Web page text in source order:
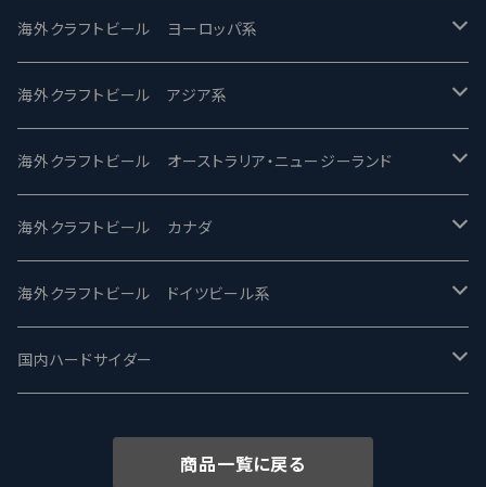
バテレ -VERTERE
2nd Story Ale Works -セカンドストーリー
ビアへるん - Beer Hearn
忽布古丹醸造 - HOP KOTAN
ワイマーケットブルーイング Y.Market Brewing
志賀高原ビール - SIGAKOGEN
Modern Times モダンタイムズ
Maui マウイ
Toppling Goliath トップリンゴライアス
Fair State フェアステイト
Lagunitas ラグニタス
FirestoneWalker ファイアストーン
海外クラフトビール ヨーロッパ系
UnBarred -アンバード
SAIREN /サイレン
ワイルドチャイルド - Wilde Child
BrewDog Brewery - ブリュードッグ
The Flying Inn / ザ フライイング イン
海外クラフトビール アジア系
gweilo-鬼佬 グウァイロ
Heart Of Darkness - ハートオブダークネス
Carbon brews -カーボン
TAIHU - タイフー
海外クラフトビール オーストラリア・ニュージーランド
ROCKY RIDGE - ロッキーリッジ
BODRIGGY BREWING ボッドリッジー
CO-CONSPIRATORS コ・コンスピレーターズ
海外クラフトビール カナダ
Jackie O's ジャッキーオーズ
Westbrook ウェストブルック
海外クラフトビール ドイツビール系
Karmeliten カーメリテン
国内ハードサイダー
商品一覧に戻る